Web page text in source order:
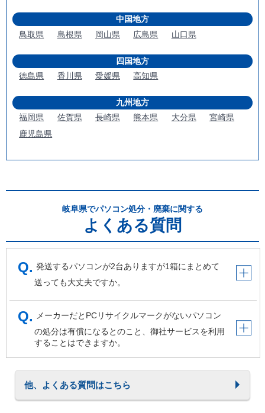
中国地方
鳥取県
島根県 岡山県 広島県 山口県
四国地方
徳島県
香川県 愛媛県 高知県
九州地方
福岡県
佐賀県 長崎県 熊本県 大分県
宮崎県
鹿児島県
岐阜県でパソコン処分・廃棄に関する
よくある質問
発送するパソコンが2台ありますが1箱にまとめて
送っても大丈夫ですか。
メーカーだとPCリサイクルマークがないパソコン
の処分は有償になるとのこと、御社サービスを利用
することはできますか。
他、よくある質問はこちら